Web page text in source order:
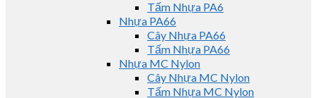
Tấm Nhựa PA6
Nhựa PA66
Cây Nhựa PA66
Tấm Nhựa PA66
Nhựa MC Nylon
Cây Nhựa MC Nylon
Tấm Nhựa MC Nylon